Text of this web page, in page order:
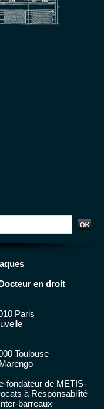
en droit
Paris
Toulouse
fondateur de METIS-
à Responsabilité
barreaux